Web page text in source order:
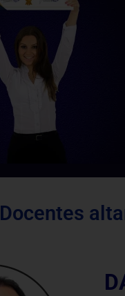
Docentes